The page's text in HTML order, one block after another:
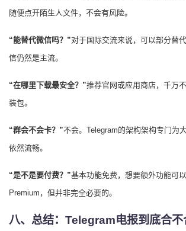
随便点开陌生人文件，不会有风险。
“能替代微信吗？”对于国际交流来说，可以部分替
信仍然是主流。
“在哪里下载最安全？”推荐官网或应用商店，千万
装包。
“群会不会卡？”不会。Telegram的架构架构专门为
依然流畅。
“是不是要付费？”基本功能免费，想要额外功能可
Premium，但并非完全必要的。
八、总结：Telegram电报到底合不